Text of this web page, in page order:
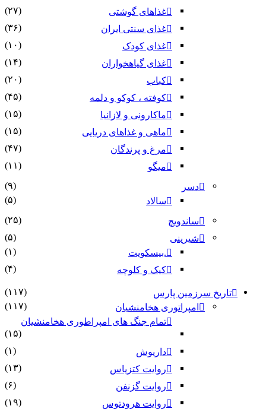
غذاهای گوشتی
(۲۷)
غذای سنتی ایران
(۳۶)
غذای کودک
(۱۰)
غذای گیاهخواران
(۱۴)
کباب
(۲۰)
کوفته ، کوکو و دلمه
(۴۵)
ماکارونی و لازانیا
(۱۵)
ماهی و غذاهای دریایی
(۱۵)
مرغ و پرندگان
(۴۷)
میگو
(۱۱)
دسر
(۹)
سالاد
(۵)
ساندویچ
(۲۵)
شیرینی
(۵)
.بیسکویت
(۱)
کیک و کلوچه
(۴)
تاریخ سرزمین پارس
(۱۱۷)
امپراتوری هخامنشیان
(۱۱۷)
تمام جنگ های امپراطوری هخامنشیان
(۱۵)
داریوش
(۱)
روایت کتزیاس
(۱۳)
روایت گزنفن
(۶)
روایت هرودتوس
(۱۹)